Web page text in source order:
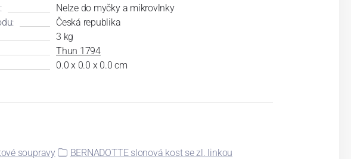
Nelze do myčky a mikrovlnky
Česká republika
3 kg
Thun 1794
0.0 x 0.0 x 0.0 cm
soupravy
BERNADOTTE slonová kost se zl. linkou